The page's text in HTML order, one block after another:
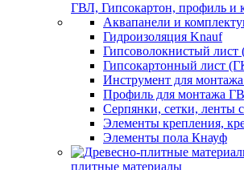
ГВЛ, Гипсокартон, профиль и
Аквапанели и
Гидроизоляция Knauf
Гипсоволокнистый
Гипсокартонный лист
Инструмент для
Профиль для монтажа
Серпянки, сетки, ленты
Элементы крепления,
Элементы пола Кнауф
плитные материалы